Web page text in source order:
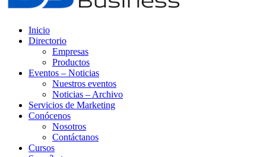
Inicio
Directorio
Empresas
Productos
Eventos – Noticias
Nuestros eventos
Noticias – Archivo
Servicios de Marketing
Conócenos
Nosotros
Contáctanos
Cursos